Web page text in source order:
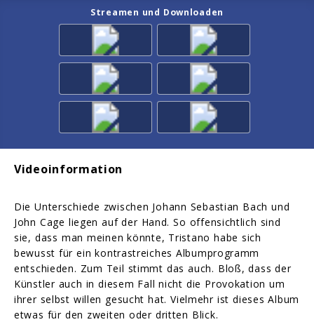
Streamen und Downloaden
Videoinformation
Die Unterschiede zwischen Johann Sebastian Bach und
John Cage liegen auf der Hand. So offensichtlich sind
sie, dass man meinen könnte, Tristano habe sich
bewusst für ein kontrastreiches Albumprogramm
entschieden. Zum Teil stimmt das auch. Bloß, dass der
Künstler auch in diesem Fall nicht die Provokation um
ihrer selbst willen gesucht hat. Vielmehr ist dieses Album
etwas für den zweiten oder dritten Blick.